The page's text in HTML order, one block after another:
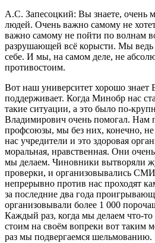
А.С. Запесоцкий: Вы знаете, очень
людей. Очень важно самому не
важно самому не пойти по волнам
разрушающей всё корысти. Мы ведь
себе. И мы, на самом деле, не
противостоим.
Вот наш университет хорошо
поддерживает. Когда Минобр нас
такие ситуации, а это было по-
Владимирович очень помогал. Нам
профсоюзы, мы без них, конечно,
нас учредители и это здоровая
моральная, нравственная. Они
мы делаем. Чиновники вытворяли
проверки, и организовывались
непрерывно против нас проходят
за последние два года
организовывали более 1 000
Каждый раз, когда мы делаем что-
стоим на своём вопреки вот таким
раз мы подвергаемся шельмованию.